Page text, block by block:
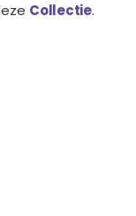
Collectie.